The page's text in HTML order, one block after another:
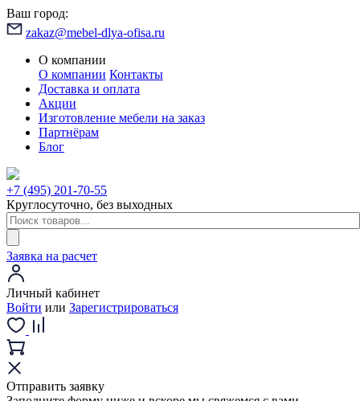
Ваш город:
zakaz@mebel-dlya-ofisa.ru
О компании
О компании Контакты
Доставка и оплата
Акции
Изготовление мебели на заказ
Партнёрам
Блог
+7 (495) 201-70-55
Круглосуточно, без выходных
Заявка на расчет
Личный кабинет
Войти или Зарегистрироваться
Отправить заявку